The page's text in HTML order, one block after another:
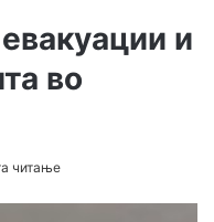
и
во
читање